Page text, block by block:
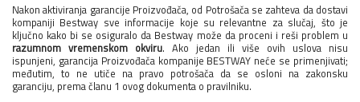
Nakon aktiviranja garancije Proizvođača, od Potrošača se zahteva da dostavi
kompaniji Bestway sve informacije koje su relevantne za slučaj, što je
ključno kako bi se osiguralo da Bestway može da proceni i reši problem u
razumnom vremenskom okviru. Ako jedan ili više ovih uslova nisu
ispunjeni, garancija Proizvođača kompanije BESTWAY neće se primenjivati;
međutim, to ne utiče na pravo potrošača da se osloni na zakonsku
garanciju, prema članu 1 ovog dokumenta o pravilniku.